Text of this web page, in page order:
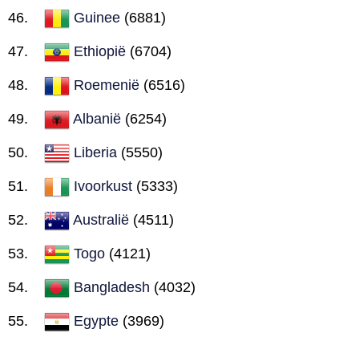
Guinee (6881)
Ethiopië (6704)
Roemenië (6516)
Albanië (6254)
Liberia (5550)
Ivoorkust (5333)
Australië (4511)
Togo (4121)
Bangladesh (4032)
Egypte (3969)